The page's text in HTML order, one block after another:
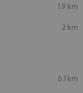
1.9 km
2 km
6.1 km